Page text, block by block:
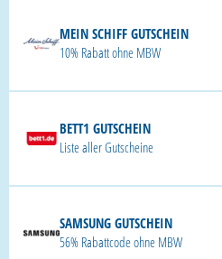
MEIN SCHIFF GUTSCHEIN
10% Rabatt ohne MBW
BETT1 GUTSCHEIN
Liste aller Gutscheine
SAMSUNG GUTSCHEIN
56% Rabattcode ohne MBW